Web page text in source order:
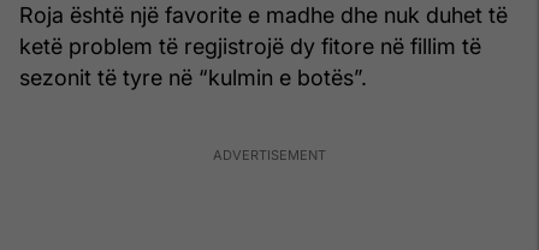
Roja është një favorite e madhe dhe nuk duhet të
ketë problem të regjistrojë dy fitore në fillim të
sezonit të tyre në “kulmin e botës”.